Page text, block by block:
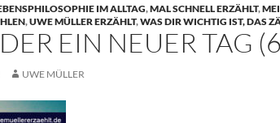
IM ALLTAG,MAL SCHNELL ERZÄHLT,
,UWE MÜLLER ERZÄHLT,WAS DIR WICHTIG IST, DAS
EIN NEUER TAG
UWE MÜLLER